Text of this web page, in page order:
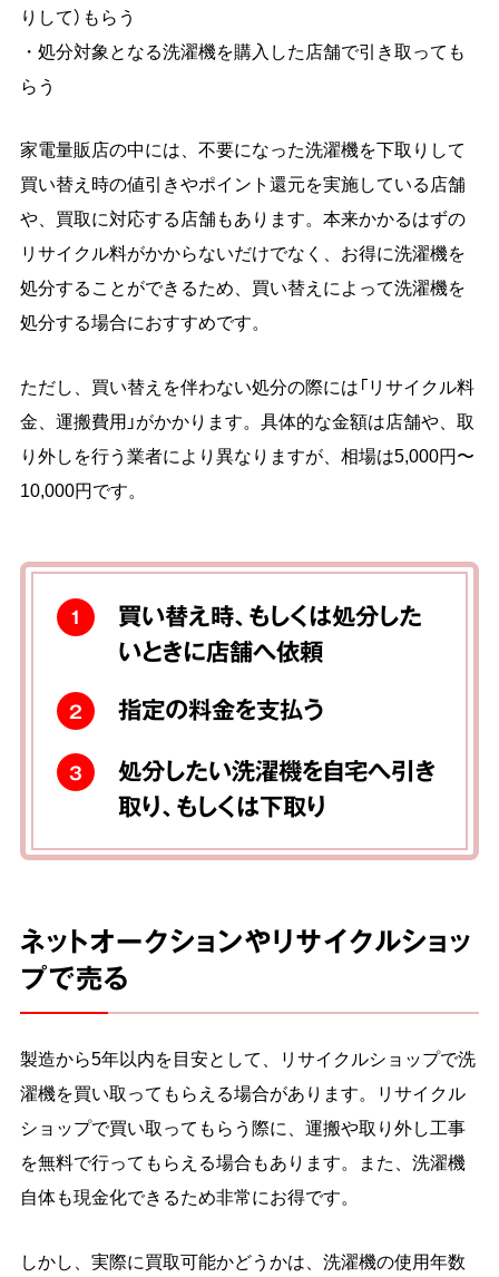
りして）もらう
・処分対象となる洗濯機を購入した店舗で引き取っても
らう
家電量販店の中には、不要になった洗濯機を下取りして
買い替え時の値引きやポイント還元を実施している店舗
や、買取に対応する店舗もあります。本来かかるはずの
リサイクル料がかからないだけでなく、お得に洗濯機を
処分することができるため、買い替えによって洗濯機を
処分する場合におすすめです。
ただし、買い替えを伴わない処分の際には「リサイクル料
金、運搬費用」がかかります。具体的な金額は店舗や、取
り外しを行う業者により異なりますが、相場は5,000円〜
10,000円です。
1
買い替え時、もしくは処分した
いときに店舗へ依頼
2 指定の料金を支払う
3
処分したい洗濯機を自宅へ引き
取り、もしくは下取り
ネットオークションやリサイクルショッ
プで売る
製造から5年以内を目安として、リサイクルショップで洗
濯機を買い取ってもらえる場合があります。リサイクル
ショップで買い取ってもらう際に、運搬や取り外し工事
を無料で行ってもらえる場合もあります。また、洗濯機
自体も現金化できるため非常にお得です。
しかし、実際に買取可能かどうかは、洗濯機の使用年数